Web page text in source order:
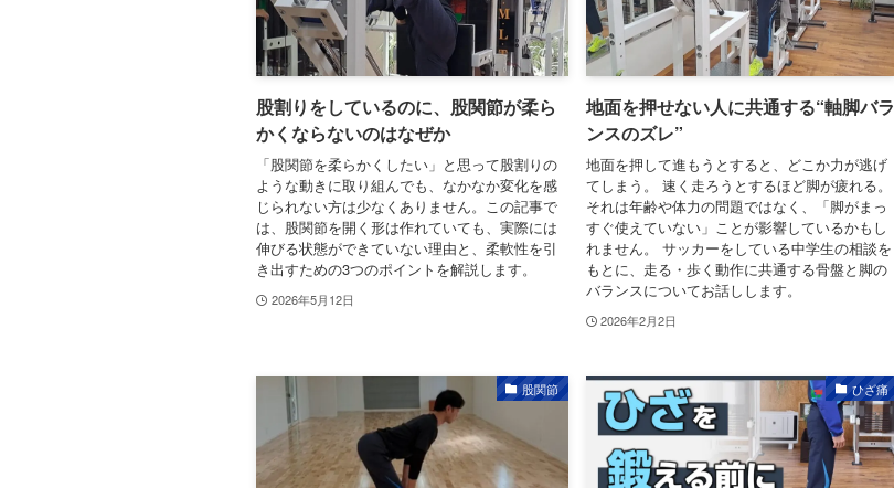
股割りをしているのに、股関節が柔ら
かくならないのはなぜか
「股関節を柔らかくしたい」と思って股割りの
ような動きに取り組んでも、なかなか変化を感
じられない方は少なくありません。この記事で
は、股関節を開く形は作れていても、実際には
伸びる状態ができていない理由と、柔軟性を引
き出すための3つのポイントを解説します。
2026年5月12日
地面を押せない人に共通する“軸脚バラ
ンスのズレ”
地面を押して進もうとすると、どこか力が逃げ
てしまう。 速く走ろうとするほど脚が疲れる。
それは年齢や体力の問題ではなく、「脚がまっ
すぐ使えていない」ことが影響しているかもし
れません。 サッカーをしている中学生の相談を
もとに、走る・歩く動作に共通する骨盤と脚の
バランスについてお話しします。
2026年2月2日
股関節 ひざ痛